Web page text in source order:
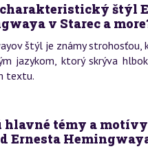
charakteristický štýl
v Starec a
štýl je známy strohosťou,
jazykom, ktorý skrýva
textu.
hlavné témy a motívy
Ernesta